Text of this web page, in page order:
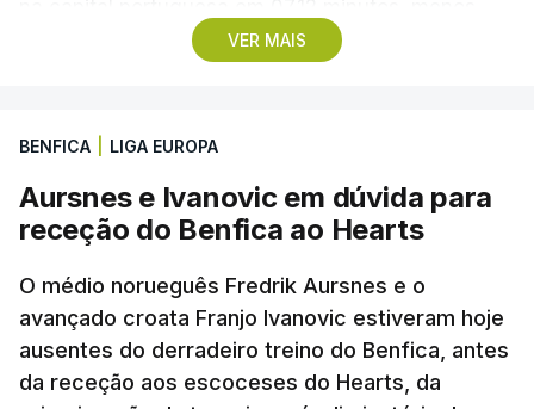
VER MAIS
quatro segundos do que o companheiro de equipa
pista.
O vice-campeão português de contrarrelógio,
Rafael Reis, que procurava o oitavo triunfo em
mais rápido, a sete segundos, enquanto o italiano
Luca Giaimi (UAE Emirates) e o russo Artem Nych
(Anicolor-Campicarn), vencedor das últimas duas
edições da Volta, terminaram na quarta e quinta
BENFICA LIGA EUROPA
Aursnes e Ivanovic em dúvida para
receção do Benfica ao Hearts
O médio norueguês Fredrik Aursnes e o
avançado croata Franjo Ivanovic estiveram hoje
ausentes do derradeiro treino do Benfica, antes
da receção aos escoceses do Hearts, da